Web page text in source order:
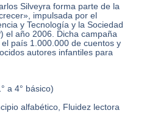
Silveyra forma parte de la
impulsada por el
y Tecnología y la Sociedad
el año 2006. Dicha campaña
país 1.000.000 de cuentos y
autores infantiles para
a 4° básico)
alfabético, Fluidez lectora